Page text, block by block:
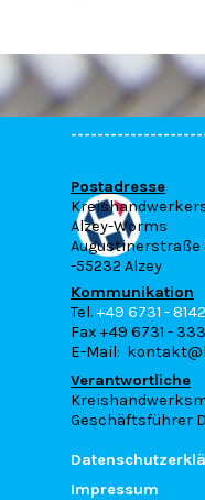
Kommunikation
Tel.+49 6731 - 8142
Fax +49 6731 -
E-Mail:
Verantwortliche
Geschäftsführer
Postadresse
Alzey-Worms
Augustinerstraße
-55232 Alzey
Impressum